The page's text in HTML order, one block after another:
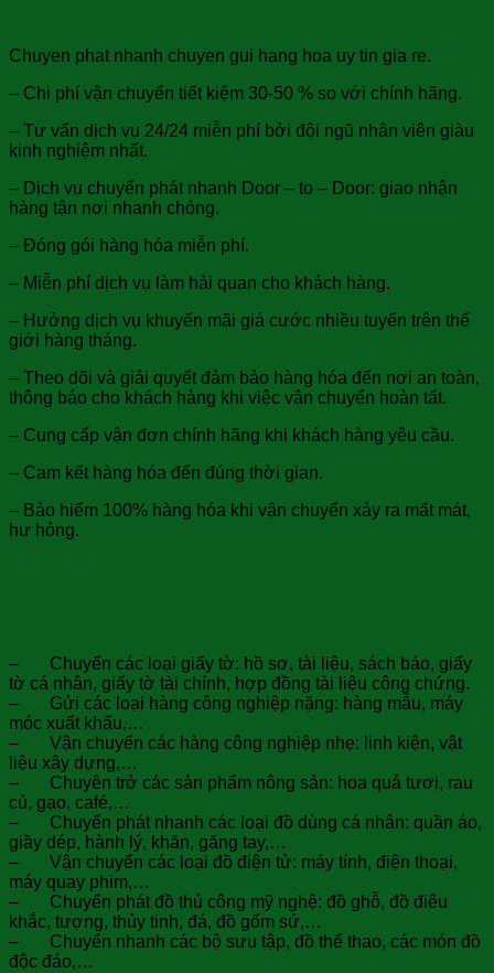
Chuyen phat nhanh chuyen gui hang hoa uy tin gia re.
– Chi phí vận chuyển tiết kiệm 30-50 % so với chính hãng.
– Tư vấn dịch vụ 24/24 miễn phí bởi đội ngũ nhân viên giàu
kinh nghiệm nhất.
– Dịch vụ chuyển phát nhanh Door – to – Door: giao nhận
hàng tận nơi nhanh chóng.
– Đóng gói hàng hóa miễn phí.
– Miễn phí dịch vụ làm hải quan cho khách hàng.
– Hưởng dịch vụ khuyến mãi giá cước nhiều tuyến trên thế
giới hàng tháng.
– Theo dõi và giải quyết đảm bảo hàng hóa đến nơi an toàn,
thông báo cho khách hàng khi việc vận chuyển hoàn tất.
– Cung cấp vận đơn chính hãng khi khách hàng yêu cầu.
– Cam kết hàng hóa đến đúng thời gian.
– Bảo hiểm 100% hàng hóa khi vận chuyển xảy ra mất mát,
hư hỏng.
– Chuyển các loại giấy tờ: hồ sơ, tài liệu, sách báo, giấy
tờ cá nhân, giấy tờ tài chính, hợp đồng tài liệu công chứng.
– Gửi các loại hàng công nghiệp nặng: hàng mẫu, máy
móc xuất khẩu,…
– Vận chuyển các hàng công nghiệp nhẹ: linh kiện, vật
liệu xây dựng,…
– Chuyên trở các sản phẩm nông sản: hoa quả tươi, rau
củ, gạo, café,…
– Chuyển phát nhanh các loại đồ dùng cá nhân: quần áo,
giầy dép, hành lý, khăn, găng tay,…
– Vận chuyển các loại đồ điện tử: máy tính, điện thoại,
máy quay phim,…
– Chuyển phát đồ thủ công mỹ nghệ: đồ ghỗ, đồ điêu
khắc, tượng, thủy tinh, đá, đồ gốm sứ,…
– Chuyển nhanh các bộ sưu tập, đồ thể thao, các món đồ
độc đáo,…